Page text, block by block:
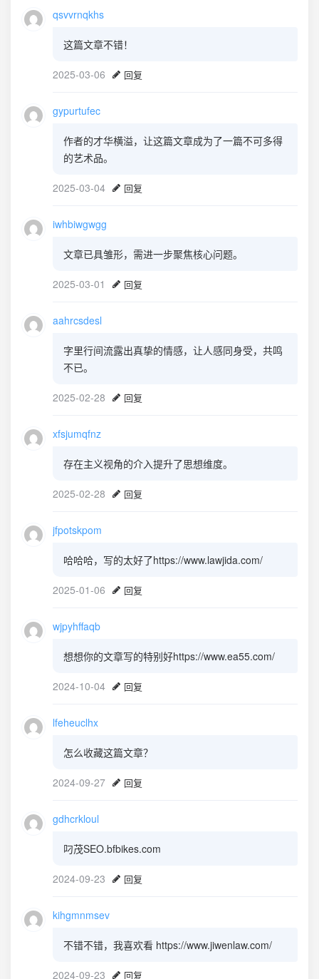
qsvvrnqkhs
这篇文章不错！
2025-03-06 回复
gypurtufec
作者的才华横溢，让这篇文章成为了一篇不可多得
的艺术品。
2025-03-04 回复
iwhbiwgwgg
文章已具雏形，需进一步聚焦核心问题。
2025-03-01 回复
aahrcsdesl
字里行间流露出真挚的情感，让人感同身受，共鸣
不已。
2025-02-28 回复
xfsjumqfnz
存在主义视角的介入提升了思想维度。
2025-02-28 回复
jfpotskpom
哈哈哈，写的太好了https://www.lawjida.com/
2025-01-06 回复
wjpyhffaqb
想想你的文章写的特别好https://www.ea55.com/
2024-10-04 回复
lfeheuclhx
怎么收藏这篇文章？
2024-09-27 回复
gdhcrkloul
叼茂SEO.bfbikes.com
2024-09-23 回复
kihgmnmsev
不错不错，我喜欢看 https://www.jiwenlaw.com/
2024-09-23 回复